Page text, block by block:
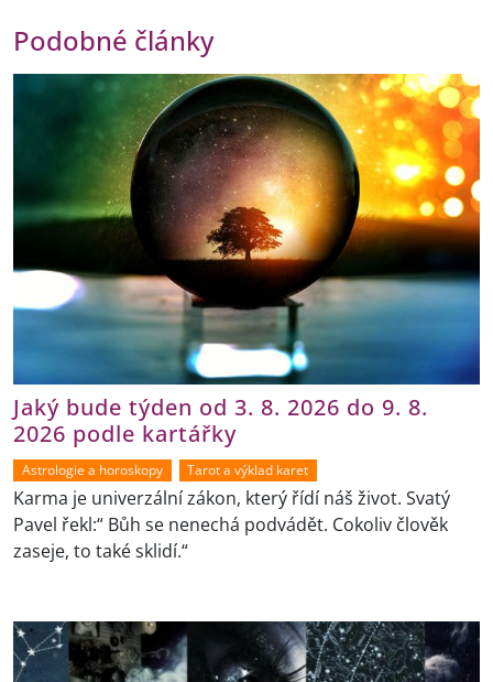
Podobné články
Jaký bude týden od 3. 8. 2026 do 9. 8.
2026 podle kartářky
Astrologie a horoskopy Tarot a výklad karet
Karma je univerzální zákon, který řídí náš život. Svatý
Pavel řekl:“ Bůh se nenechá podvádět. Cokoliv člověk
zaseje, to také sklidí.“